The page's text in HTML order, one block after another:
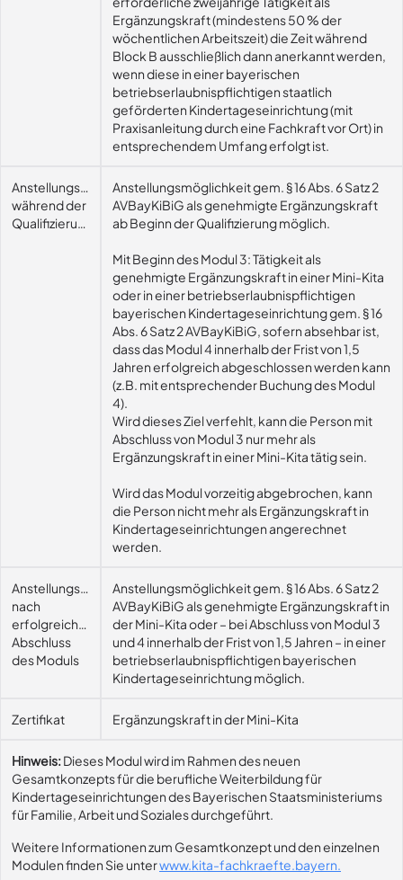
Ergänzungskraft (mindestens 50 % der
wöchentlichen Arbeitszeit) die Zeit während
Block B ausschließlich dann anerkannt werden,
wenn diese in einer bayerischen
betriebserlaubnispflichtigen staatlich
geförderten Kindertageseinrichtung (mit
Praxisanleitung durch eine Fachkraft vor Ort) in
entsprechendem Umfang erfolgt ist.
Anstellungsmöglichkeit
während der
Qualifizierung
Anstellungsmöglichkeit gem. § 16 Abs. 6 Satz 2
AVBayKiBiG als genehmigte Ergänzungskraft
ab Beginn der Qualifizierung möglich.
Mit Beginn des Modul 3: Tätigkeit als
genehmigte Ergänzungskraft in einer Mini-Kita
oder in einer betriebserlaubnispflichtigen
bayerischen Kindertageseinrichtung gem. § 16
Abs. 6 Satz 2 AVBayKiBiG, sofern absehbar ist,
dass das Modul 4 innerhalb der Frist von 1,5
Jahren erfolgreich abgeschlossen werden kann
(z.B. mit entsprechender Buchung des Modul
4).
Wird dieses Ziel verfehlt, kann die Person mit
Abschluss von Modul 3 nur mehr als
Ergänzungskraft in einer Mini-Kita tätig sein.
Wird das Modul vorzeitig abgebrochen, kann
die Person nicht mehr als Ergänzungskraft in
Kindertageseinrichtungen angerechnet
werden.
Anstellungsmöglichkeit
nach
erfolgreichem
Abschluss
des Moduls
Anstellungsmöglichkeit gem. § 16 Abs. 6 Satz 2
AVBayKiBiG als genehmigte Ergänzungskraft in
der Mini-Kita oder – bei Abschluss von Modul 3
und 4 innerhalb der Frist von 1,5 Jahren – in einer
betriebserlaubnispflichtigen bayerischen
Kindertageseinrichtung möglich.
Zertifikat Ergänzungskraft in der Mini-Kita
Hinweis:Dieses Modul wird im Rahmen des neuen
Gesamtkonzepts für die berufliche Weiterbildung für
Kindertageseinrichtungen des Bayerischen Staatsministeriums
für Familie, Arbeit und Soziales durchgeführt.
Weitere Informationen zum Gesamtkonzept und den einzelnen
Modulen finden Sie unterwww.kita-fachkraefte.bayern.